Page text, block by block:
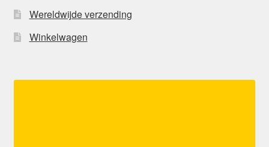
Wereldwijde verzending
Winkelwagen